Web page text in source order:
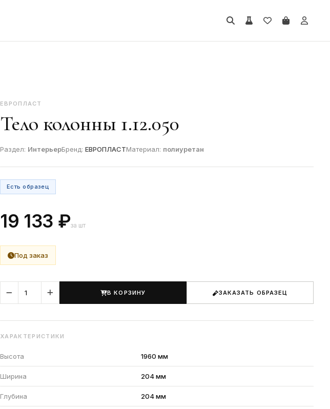
ЕВРОПЛАСТ
Тело колонны 1.12.050
Раздел: ИнтерьерБренд: ЕВРОПЛАСТМатериал: полиуретан
Есть образец
19 133 ₽за шт
Под заказ
В КОРЗИНУ ЗАКАЗАТЬ ОБРАЗЕЦ
ХАРАКТЕРИСТИКИ
Высота 1960 мм
Ширина 204 мм
Глубина 204 мм